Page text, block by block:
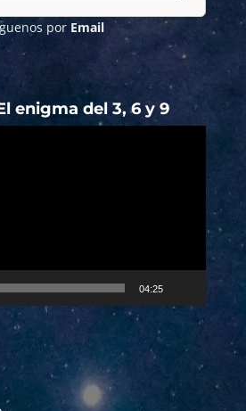
por Email
enigma del 3, 6 y 9
04:25